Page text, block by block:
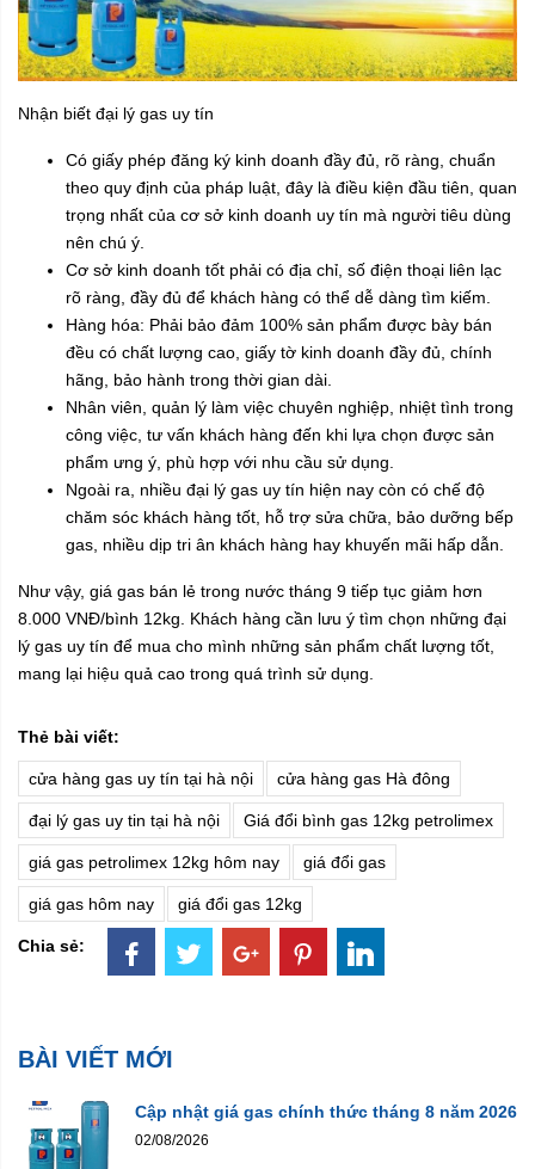
Nhận biết đại lý gas uy tín
Có giấy phép đăng ký kinh doanh đầy đủ, rõ ràng, chuẩn
theo quy định của pháp luật, đây là điều kiện đầu tiên, quan
trọng nhất của cơ sở kinh doanh uy tín mà người tiêu dùng
nên chú ý.
Cơ sở kinh doanh tốt phải có địa chỉ, số điện thoại liên lạc
rõ ràng, đầy đủ để khách hàng có thể dễ dàng tìm kiếm.
Hàng hóa: Phải bảo đảm 100% sản phẩm được bày bán
đều có chất lượng cao, giấy tờ kinh doanh đầy đủ, chính
hãng, bảo hành trong thời gian dài.
Nhân viên, quản lý làm việc chuyên nghiệp, nhiệt tình trong
công việc, tư vấn khách hàng đến khi lựa chọn được sản
phẩm ưng ý, phù hợp với nhu cầu sử dụng.
Ngoài ra, nhiều đại lý gas uy tín hiện nay còn có chế độ
chăm sóc khách hàng tốt, hỗ trợ sửa chữa, bảo dưỡng bếp
gas, nhiều dịp tri ân khách hàng hay khuyến mãi hấp dẫn.
Như vậy, giá gas bán lẻ trong nước tháng 9 tiếp tục giảm hơn
8.000 VNĐ/bình 12kg. Khách hàng cần lưu ý tìm chọn những đại
lý gas uy tín để mua cho mình những sản phẩm chất lượng tốt,
mang lại hiệu quả cao trong quá trình sử dụng.
Thẻ bài viết:
cửa hàng gas uy tín tại hà nội cửa hàng gas Hà đông
đại lý gas uy tin tại hà nội Giá đổi bình gas 12kg petrolimex
giá gas petrolimex 12kg hôm nay giá đổi gas
giá gas hôm nay giá đổi gas 12kg
Chia sẻ:
BÀI VIẾT MỚI
Cập nhật giá gas chính thức tháng 8 năm 2026
02/08/2026